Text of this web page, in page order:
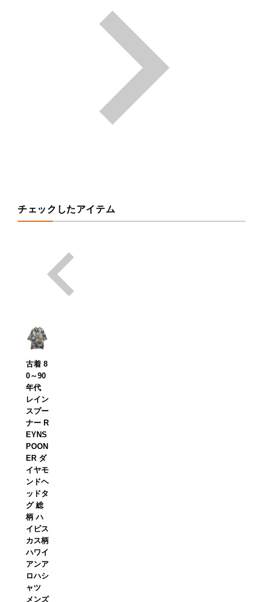
チェックしたアイテム
古着 8
0～90
年代
レイン
スプー
ナー R
EYNS
POON
ER ダ
イヤモ
ンドヘ
ッドタ
グ 総
柄 ハ
イビス
カス柄
ハワイ
アンア
ロハシ
ャツ
メンズ